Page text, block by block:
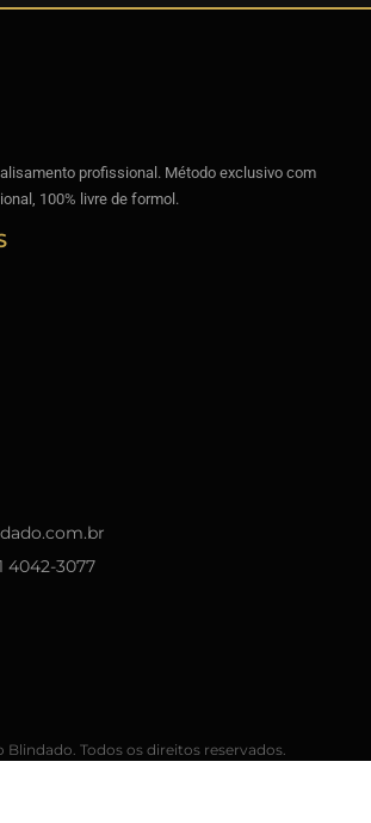
profissional. Método exclusivo com
100% livre de formol.
4042-3077
Blindado. Todos os direitos reservados.